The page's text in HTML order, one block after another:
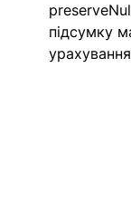
підсумку